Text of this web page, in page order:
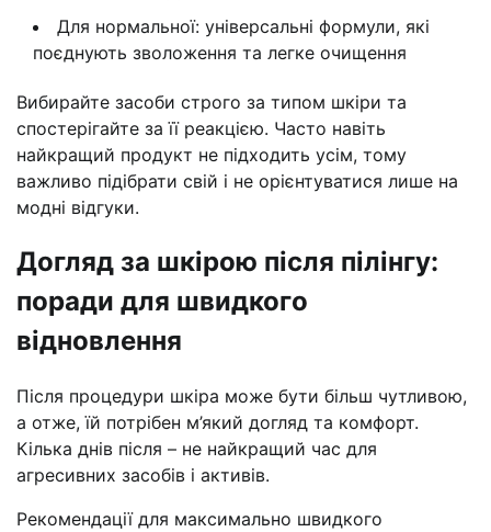
Для нормальної: універсальні формули, які
поєднують зволоження та легке очищення
Вибирайте засоби строго за типом шкіри та
спостерігайте за її реакцією. Часто навіть
найкращий продукт не підходить усім, тому
важливо підібрати свій і не орієнтуватися лише на
модні відгуки.
Догляд за шкірою після пілінгу:
поради для швидкого
відновлення
Після процедури шкіра може бути більш чутливою,
а отже, їй потрібен м’який догляд та комфорт.
Кілька днів після – не найкращий час для
агресивних засобів і активів.
Рекомендації для максимально швидкого